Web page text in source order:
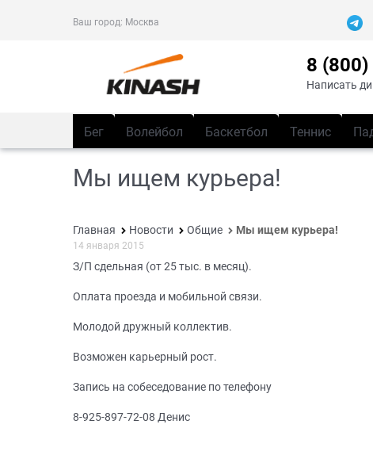
Ваш город: Москва
8
Написать
Бег Волейбол Баскетбол Теннис
Мы ищем курьера!
Главная Новости Общие Мы ищем курьера!
14 января 2015
З/П сдельная (от 25 тыс. в месяц).
Оплата проезда и мобильной связи.
Молодой дружный коллектив.
Возможен карьерный рост.
Запись на собеседование по телефону
8-925-897-72-08 Денис